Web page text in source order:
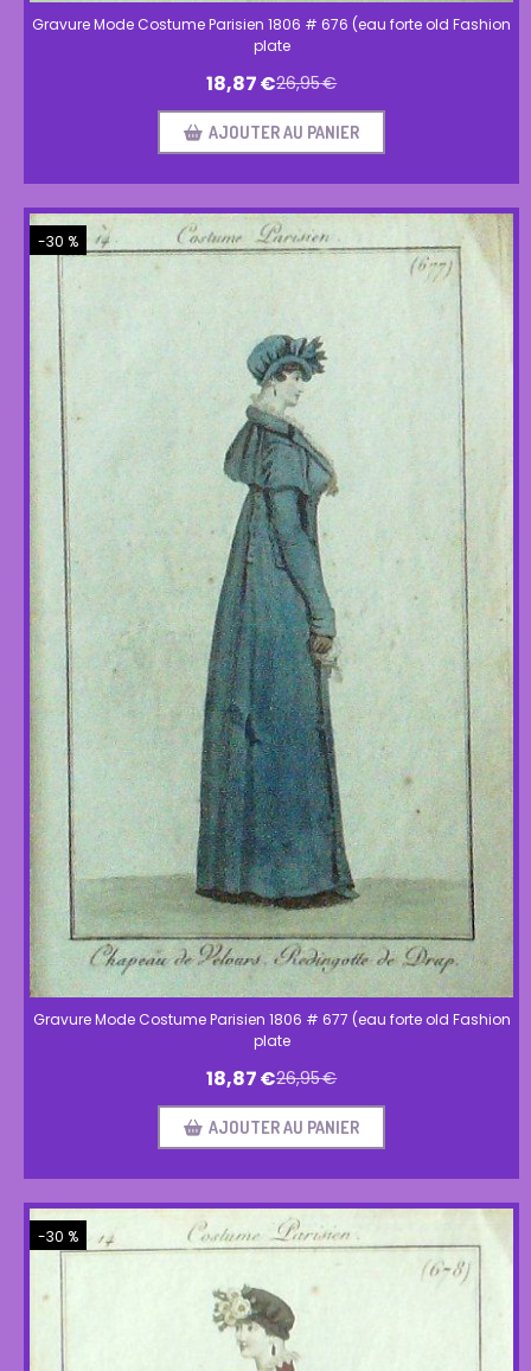
Gravure Mode Costume Parisien 1806 # 676 (eau forte old Fashion
plate
18,87€26,95€
AJOUTER AU PANIER
-30 %
Gravure Mode Costume Parisien 1806 # 677 (eau forte old Fashion
plate
18,87€26,95€
AJOUTER AU PANIER
-30 %